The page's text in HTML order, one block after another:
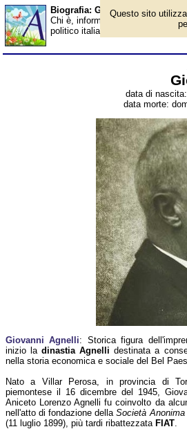
Biografia: Giovanni Agnelli -
Chi è, informazioni, foto, qual è
politico italiano, tra i fondatori
data di
data morte:
Giovanni Agnelli: Storica figura
inizio ladinastia Agnelli destinata a
nella storia economica e sociale del Bel
Nato a Villar Perosa, in provincia di
piemontese il 16 dicembre del 1945,
Aniceto Lorenzo Agnelli fu coinvolto da
nell'atto di fondazione dellaSocietà
(11 luglio 1899), più tardi ribattezzata FIAT.
Questo sito